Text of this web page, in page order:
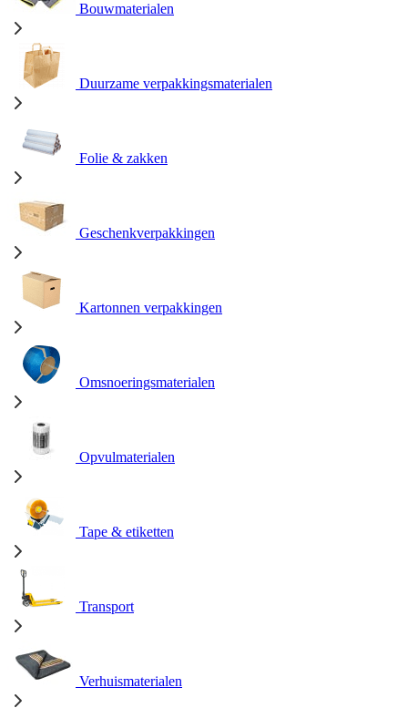
Bouwmaterialen
Duurzame verpakkingsmaterialen
Folie & zakken
Geschenkverpakkingen
Kartonnen verpakkingen
Omsnoeringsmaterialen
Opvulmaterialen
Tape & etiketten
Transport
Verhuismaterialen